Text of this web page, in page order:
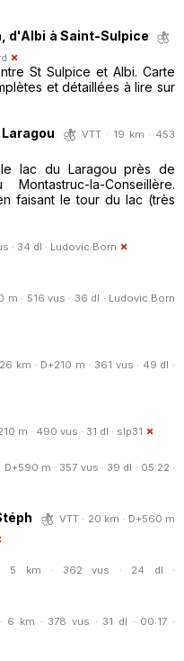
d'Albi à Saint-Sulpice
St Sulpice et Albi. Carte
et détaillées à lire sur
VTT · 19 km · 453
lac du Laragou près de
la-Conseillère.
faisant le tour du lac (très
· 34 dl · Ludovic.Born
m · 516 vus · 36 dl · Ludovic.Born
km · D+210 m · 361 vus · 49 dl ·
m · 490 vus · 31 dl · slp31
D+590 m · 357 vus · 39 dl · 05:22 ·
VTT · 20 km · D+560 m
5 km · 362 vus · 24 dl ·
6 km · 378 vus · 31 dl · 00:17 ·